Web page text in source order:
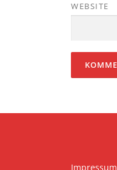
WEBSITE
Impressum